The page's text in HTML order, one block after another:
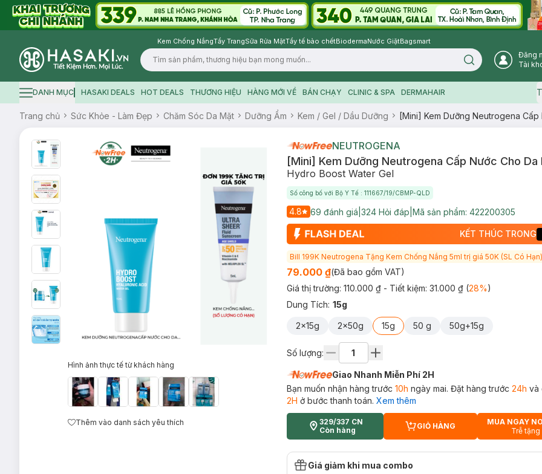
Kem Chống NắngTẩy TrangSữa Rửa MặtTẩy tế bào chếtBiodermaNước GiặtBagsmart
Logo
Search icon
Đăng
Tài
Hamburger icon
DANH MỤC HASAKI DEALS HOT DEALS THƯƠNG HIỆU HÀNG MỚI VỀ BÁN CHẠY CLINIC & SPA DERMAHAIR
Trang chủ Sức Khỏe - Làm Đẹp Chăm Sóc Da Mặt Dưỡng Ẩm Kem / Gel / Dầu Dưỡng [Mini] Kem Dưỡng Neutrogena Cấp
Hình ảnh thực tế từ khách hàng
Thêm vào danh sách yêu thích
NEUTROGENA
[Mini] Kem Dưỡng Neutrogena Cấp Nước Cho Da
Hydro Boost Water Gel
Số công bố với Bộ Y Tế : 111667/19/CBMP-QLD
4.8 69 đánh giá 324Hỏi đáp Mã sản phẩm: 422200305
KẾT THÚC TRONG
Bill 199K Neutrogena Tặng Kem Chống Nắng 5ml trị giá 50K (SL Có Hạn)
79.000 ₫(Đã bao gồm VAT)
Giá thị trường: 110.000 ₫ - Tiết kiệm: 31.000 ₫(28%)
Dung Tích: 15g
2x15g 2x50g 15g 50 g 50g+15g
Số lượng:
Giao Nhanh Miễn Phí 2H
Bạn muốn nhận hàng trước 10h ngày mai. Đặt hàng trước 24h và
2H ở bước thanh toán. Xem thêm
329/337 CN
Còn hàng
CART PLUS ICON
GIỎ HÀNG
MUA NGAY
Trễ tặng
Giá giảm khi mua combo